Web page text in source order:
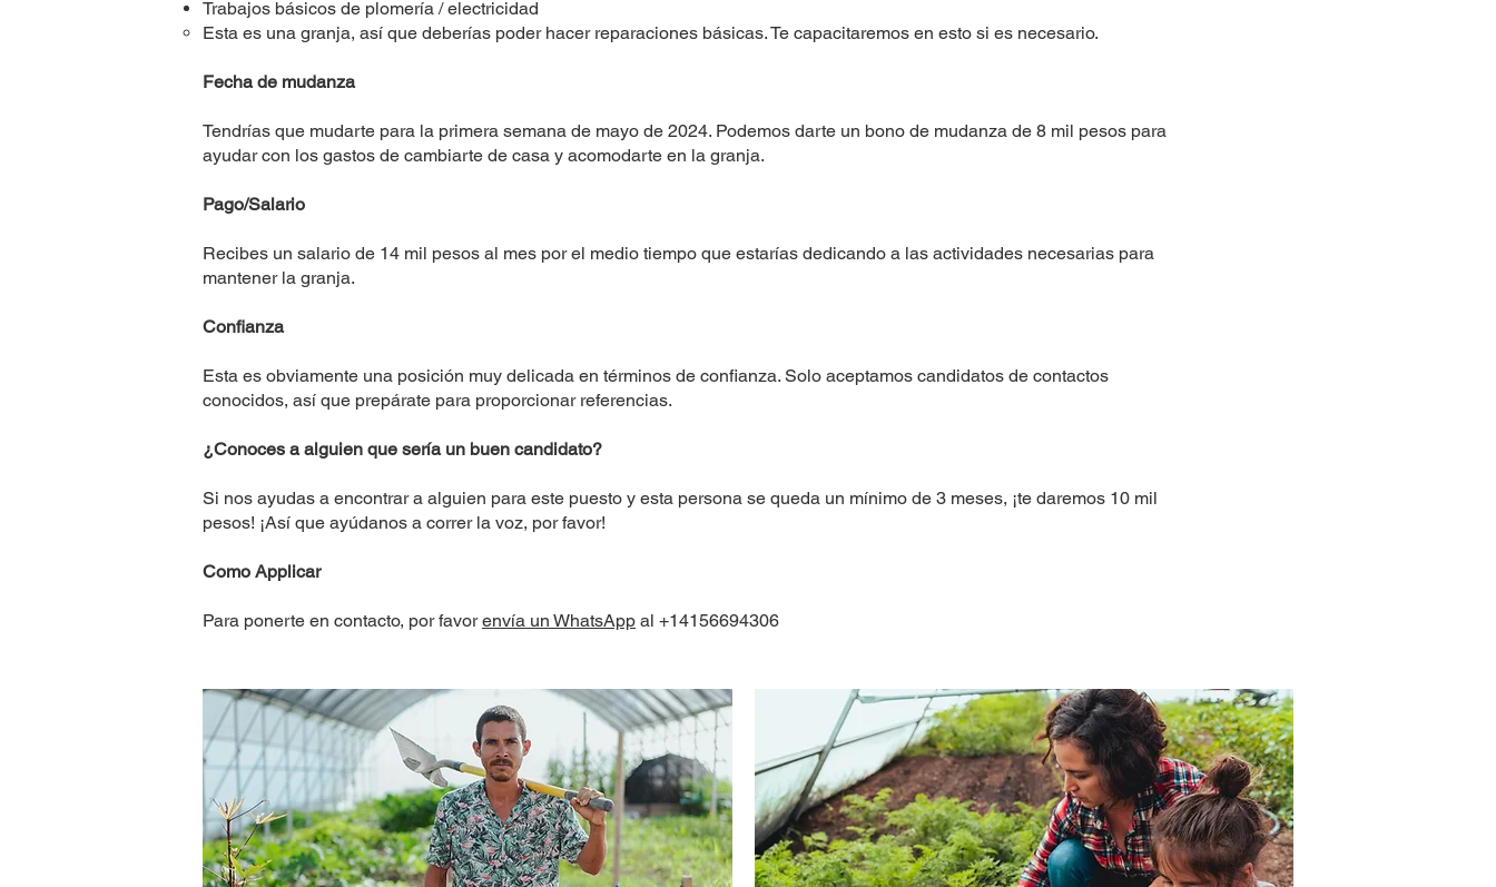
Trabajos básicos de plomería / electricidad
Esta es una granja, así que deberías poder hacer reparaciones básicas. Te capacitaremos en esto si es necesario.
Fecha de mudanza
Tendrías que mudarte para la primera semana de mayo de 2024. Podemos darte un bono de mudanza de 8 mil pesos para
ayudar con los gastos de cambiarte de casa y acomodarte en la granja.
Pago/Salario
Recibes un salario de 14 mil pesos al mes por el medio tiempo que estarías dedicando a las actividades necesarias para
mantener la granja.
Confianza
Esta es obviamente una posición muy delicada en términos de confianza. Solo aceptamos candidatos de contactos
conocidos, así que prepárate para proporcionar referencias.
¿Conoces a alguien que sería un buen candidato?
Si nos ayudas a encontrar a alguien para este puesto y esta persona se queda un mínimo de 3 meses, ¡te daremos 10 mil
pesos! ¡Así que ayúdanos a correr la voz, por favor!
Como Applicar
Para ponerte en contacto, por favorenvía un WhatsApp al +14156694306